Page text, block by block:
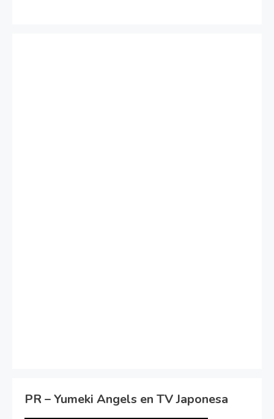
PR – Yumeki Angels en TV Japonesa